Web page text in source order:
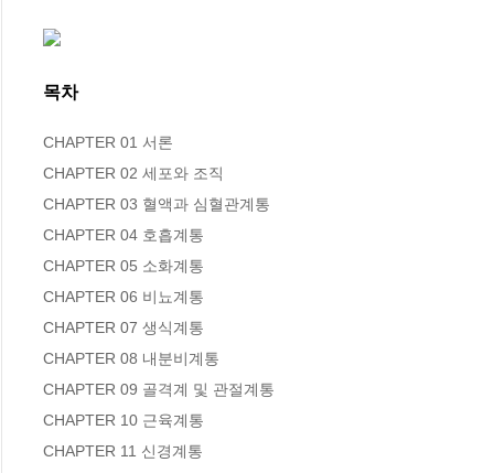
목차
CHAPTER 01 서론
CHAPTER 02 세포와 조직
CHAPTER 03 혈액과 심혈관계통
CHAPTER 04 호흡계통
CHAPTER 05 소화계통
CHAPTER 06 비뇨계통
CHAPTER 07 생식계통
CHAPTER 08 내분비계통
CHAPTER 09 골격계 및 관절계통
CHAPTER 10 근육계통
CHAPTER 11 신경계통